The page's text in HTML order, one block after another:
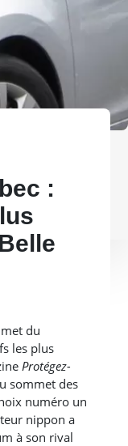
:
du
les plus
Protégez-
sommet des
numéro un
nippon a
à son rival